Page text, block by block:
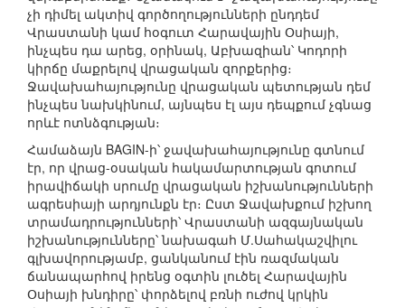
չի դիմել ակտիվ գործողությունների ընդդեմ
Վրաստանի կամ հօգուտ Հարավային Օսիայի,
ինչպես դա արեց, օրինակ, Աբխազիան՝ Կոդորի
կիրճը մաքրելով վրացական զորքերից։
Ջավախահայությունը վրացական պետության դեմ
ինչպես նախկինում, այնպես էլ այս դեպքում չգնաց
որևէ ոտնձգության։
Համաձայն BAGIN-ի՝ ջավախահայությունը գտնում
էր, որ վրաց-օսական հակամարտության գոտում
իրավիճակի սրումը վրացական իշխանությունների
ագրեսիայի արդյունքն էր։ Ըստ Ջավախքում իշխող
տրամադրությունների՝ Վրաստանի ազգայնական
իշխանությունները՝ նախագահ Մ.Սահակաշվիլու
գլխավորությամբ, ցանկանում էին ռազմական
ճանապարհով իրենց օգտին լուծել Հարավային
Օսիայի խնդիրը՝ փորձելով բռնի ուժով կրկին